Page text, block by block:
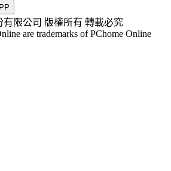
限公司 版權所有 轉載必究
are trademarks of PChome Online